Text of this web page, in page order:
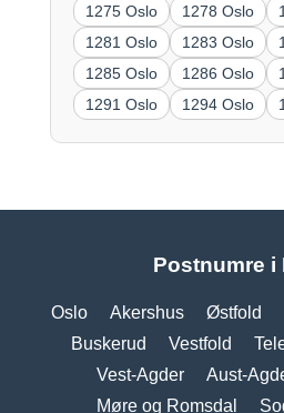
1275 Oslo
1278 Oslo
1281 Oslo
1283 Oslo
1285 Oslo
1286 Oslo
1291 Oslo
1294 Oslo
Postnumre i
Oslo Akershus Østfold
Buskerud
Vestfold
Vest-Agder
Aust-
Møre og Romsdal